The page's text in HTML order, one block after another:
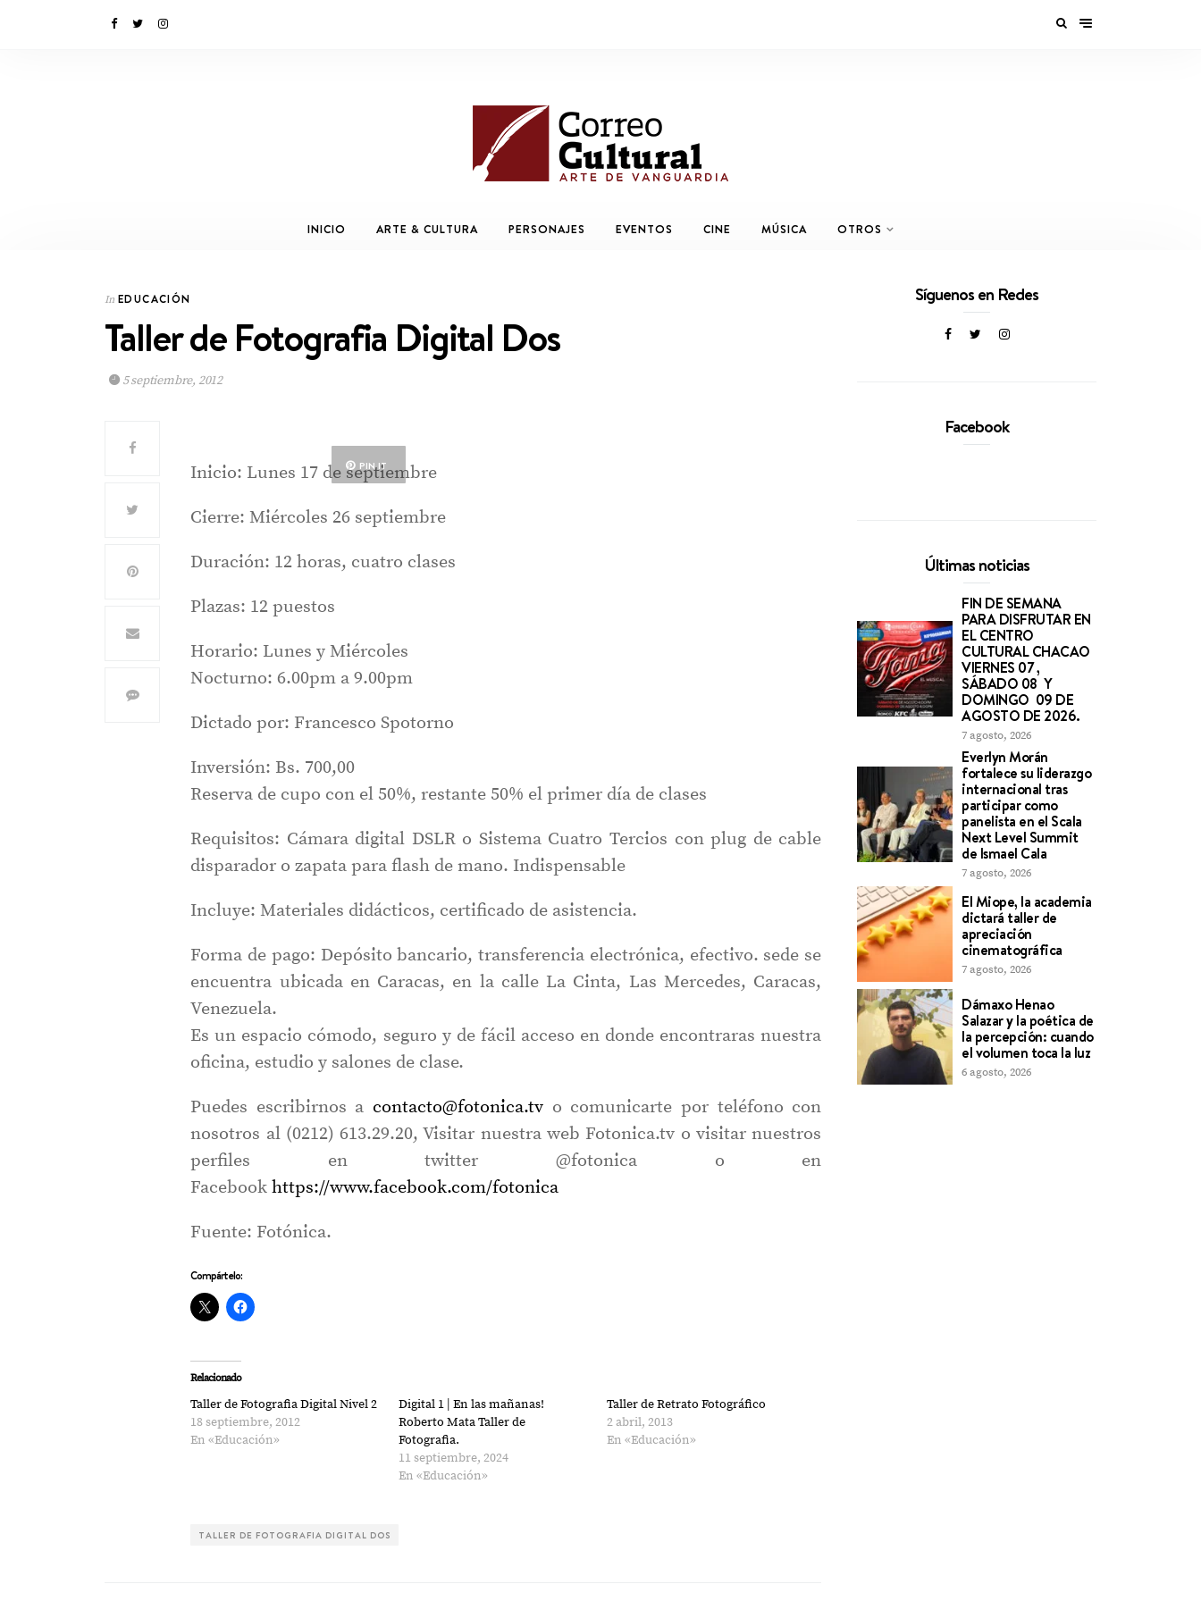
INICIO ARTE & CULTURA PERSONAJES EVENTOS CINE MÚSICA OTROS
In EDUCACIÓN
Taller de Fotografia Digital Dos
5 septiembre, 2012
PIN IT
Inicio: Lunes 17 de septiembre
Cierre: Miércoles 26 septiembre
Duración: 12 horas, cuatro clases
Plazas: 12 puestos
Horario: Lunes y Miércoles
Nocturno: 6.00pm a 9.00pm
Dictado por: Francesco Spotorno
Inversión: Bs. 700,00
Reserva de cupo con el 50%, restante 50% el primer día de clases
Requisitos: Cámara digital DSLR o Sistema Cuatro Tercios con plug de cable
disparador o zapata para flash de mano. Indispensable
Incluye: Materiales didácticos, certificado de asistencia.
Forma de pago: Depósito bancario, transferencia electrónica, efectivo. sede se
encuentra ubicada en Caracas, en la calle La Cinta, Las Mercedes, Caracas,
Venezuela.
Es un espacio cómodo, seguro y de fácil acceso en donde encontraras nuestra
oficina, estudio y salones de clase.
Puedes escribirnos a contacto@fotonica.tv o comunicarte por teléfono con
nosotros al (0212) 613.29.20, Visitar nuestra web Fotonica.tv o visitar nuestros
perfiles en twitter @fotonica o en
Facebookhttps://www.facebook.com/fotonica
Fuente: Fotónica.
Compártelo:
Relacionado
Taller de Fotografia Digital Nivel 2
18 septiembre, 2012
En «Educación»
Digital 1 | En las mañanas!
Roberto Mata Taller de
Fotografia.
11 septiembre, 2024
En «Educación»
Taller de Retrato Fotográfico
2 abril, 2013
En «Educación»
TALLER DE FOTOGRAFIA DIGITAL DOS
Síguenos en Redes
Facebook
Últimas noticias
FIN DE SEMANA
PARA DISFRUTAR EN
EL CENTRO
CULTURAL CHACAO
VIERNES 07 ,
SÁBADO 08 Y
DOMINGO 09 DE
AGOSTO DE 2026.
7 agosto, 2026
Everlyn Morán
fortalece su liderazgo
internacional tras
participar como
panelista en el Scala
Next Level Summit
de Ismael Cala
7 agosto, 2026
El Miope, la academia
dictará taller de
apreciación
cinematográfica
7 agosto, 2026
Dámaxo Henao
Salazar y la poética de
la percepción: cuando
el volumen toca la luz
6 agosto, 2026